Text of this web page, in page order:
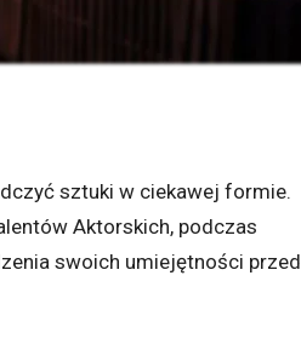
sztuki w ciekawej formie.
Aktorskich, podczas
swoich umiejętności przed